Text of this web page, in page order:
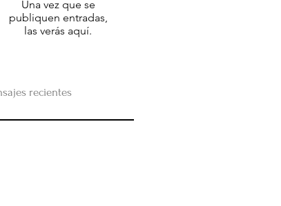
Una vez que se
publiquen entradas,
las verás aquí.
recientes